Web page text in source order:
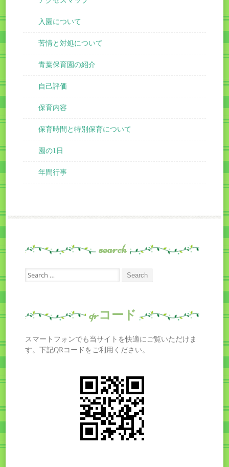
入園について
苦情と対処について
青葉保育園の紹介
自己評価
保育内容
保育時間と特別保育について
園の1日
年間行事
search
Search
for:
qrコード
スマートフォンでも当サイトを快適にご覧いただけま
す。下記QRコードをご利用ください。